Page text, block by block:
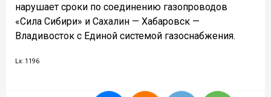
нарушает сроки по соединению газопроводов
«Сила Сибири» и Сахалин — Хабаровск —
Владивосток с Единой системой газоснабжения.
Lx: 1196